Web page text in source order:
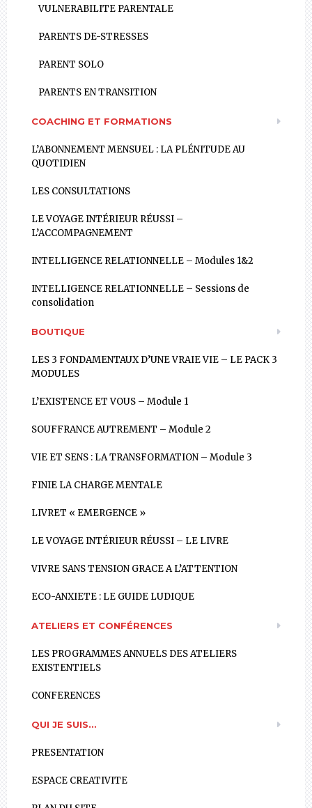
VULNERABILITE PARENTALE
PARENTS DE-STRESSES
PARENT SOLO
PARENTS EN TRANSITION
COACHING ET FORMATIONS
L’ABONNEMENT MENSUEL : LA PLÉNITUDE AU
QUOTIDIEN
LES CONSULTATIONS
LE VOYAGE INTÉRIEUR RÉUSSI –
L’ACCOMPAGNEMENT
INTELLIGENCE RELATIONNELLE – Modules 1&2
INTELLIGENCE RELATIONNELLE – Sessions de
consolidation
BOUTIQUE
LES 3 FONDAMENTAUX D’UNE VRAIE VIE – LE PACK 3
MODULES
L’EXISTENCE ET VOUS – Module 1
SOUFFRANCE AUTREMENT – Module 2
VIE ET SENS : LA TRANSFORMATION – Module 3
FINIE LA CHARGE MENTALE
LIVRET « EMERGENCE »
LE VOYAGE INTÉRIEUR RÉUSSI – LE LIVRE
VIVRE SANS TENSION GRACE A L’ATTENTION
ECO-ANXIETE : LE GUIDE LUDIQUE
ATELIERS ET CONFÉRENCES
LES PROGRAMMES ANNUELS DES ATELIERS
EXISTENTIELS
CONFERENCES
QUI JE SUIS…
PRESENTATION
ESPACE CREATIVITE